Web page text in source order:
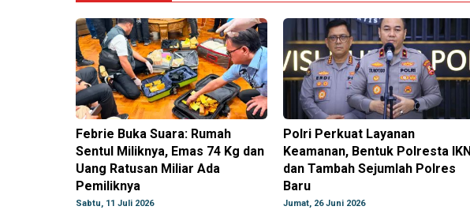
Febrie Buka Suara: Rumah
Sentul Miliknya, Emas 74 Kg dan
Uang Ratusan Miliar Ada
Pemiliknya
Sabtu, 11 Juli 2026
Polri Perkuat Layanan
Keamanan, Bentuk Polresta IKN
dan Tambah Sejumlah Polres
Baru
Jumat, 26 Juni 2026